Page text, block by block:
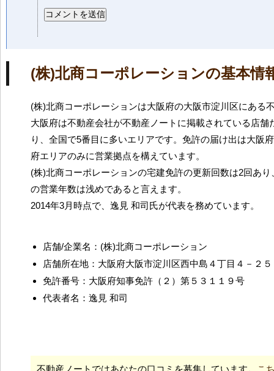
(株)北商コーポレーションの基本情
(株)北商コーポレーションは大阪府の大阪市淀川区にある
大阪府は不動産会社が不動産ノートに掲載されている店舗
り、全国で5番目に多いエリアです。免許の届け出は大阪
府エリアのみに営業拠点を構えています。
(株)北商コーポレーションの宅建免許の更新回数は2回あ
の営業年数は浅めであると言えます。
2014年3月時点で、逸見 和司氏が代表を務めています。
店舗/企業名：(株)北商コーポレーション
店舗所在地：大阪府大阪市淀川区西中島４丁目４－２５
免許番号：大阪府知事免許（２）第５３１１９号
代表者名：逸見 和司
不動産ノートではあなたの口コミを募集しています。
こ